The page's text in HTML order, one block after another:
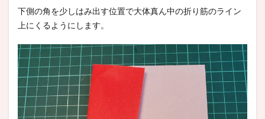
下側の角を少しはみ出す位置で大体真ん中の折り筋のライン
上にくるようにします。